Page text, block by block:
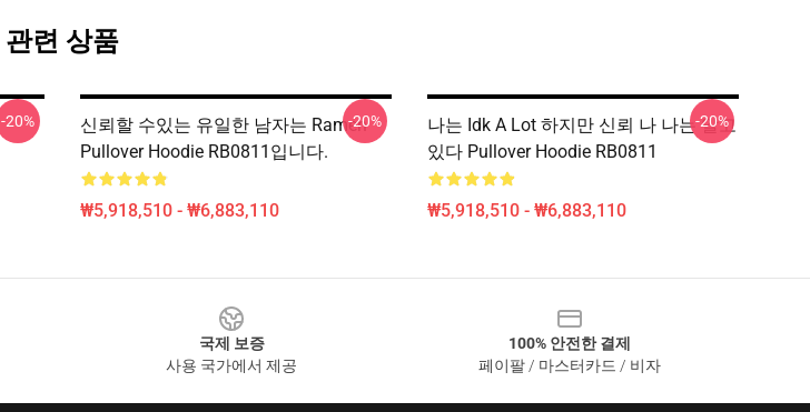
관련 상품
-20%
신뢰할 수있는 유일한 남자는 Ramen
Pullover Hoodie RB0811입니다.
₩5,918,510 - ₩6,883,110
-20%
나는 Idk A Lot 하지만 신뢰 나 나는 알고
있다 Pullover Hoodie RB0811
₩5,918,510 - ₩6,883,110
-20%
국제 보증
사용 국가에서 제공
100% 안전한 결제
페이팔 / 마스터카드 / 비자